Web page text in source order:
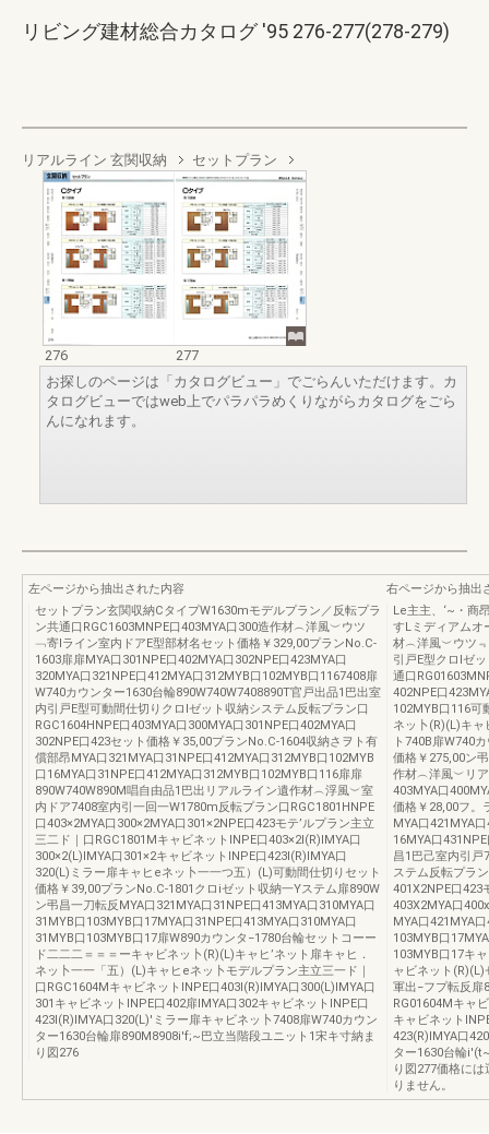
リビング建材総合カタログ '95 276-277(278-279)
リアルライン 玄関収納 セットプラン
276
277
お探しのページは「カタログビュー」でごらんいただけます。カ
タログビューではweb上でパラパラめくりながらカタログをごら
んになれます。
左ページから抽出された内容
セットプラン玄関収納CタイプW1630mモデルプラン／反転プラ
ン共通口RGC1603MNPE口403MYA口300造作材︵洋風︶ウツ
﹁寄lライン室内ドアE型部材名セット価格￥329,00プランNo.C-
1603扉扉MYA口301NPE口402MYA口302NPE口423MYA口
320MYA口321NPE口412MYA口312MYB口102MYB口1167408扉
W740カウンター1630台輪890W740W7408890T官戸出品1巴出室
内引戸E型可動間仕切りクロlゼット収納システム反転プラン口
RGC1604HNPE口403MYA口300MYA口301NPE口402MYA口
302NPE口423セット価格￥35,00プランNo.C-1604収納さヲト有
償部昂MYA口321MYA口31NPE口412MYA口312MYB口102MYB
口16MYA口31NPE口412MYA口312MYB口102MYB口116扉扉
890W740W890M唱自由品1巴出リアルライン遺作材︵浮風︶室
内ドア7408室内引一回一W1780m反転プラン口RGC1801HNPE
口403×2MYA口300×2MYA口301×2NPE口423モテ’ルプラン主立
三二ド｜口RGC1801MキャビネットINPE口403×2I(R)IMYA口
300×2(L)IMYA口301×2キャビネットINPE口423I(R)IMYA口
320(L)ミラー扉キャヒeネッ卜一一つ五）(L)可動間仕切りセット
価格￥39,00プランNo.C-1801クロiゼット収納一Yステム扉890W
ン弔昌一刀転反MYA口321MYA口31NPE口413MYA口310MYA口
31MYB口103MYB口17MYA口31NPE口413MYA口310MYA口
31MYB口103MYB口17扉W890カウンタ−1780台輪セットコーー
ド二二二＝＝＝ーキャビネッ卜(R)(L)キャヒ’ネット扉キャヒ．
ネッ卜一一「五）(L)キャヒeネッ卜モデルプラン主立三一ド｜
口RGC1604MキャビネットINPE口403I(R)IMYA口300(L)IMYA口
301キャビネットINPE口402扉lMYA口302キャビネットINPE口
423I(R)IMYA口320(L)'ミラー扉キャビネッ卜7408扉W740カウン
ター1630台輪扉890M8908i'f;~巴立当階段ユニット1宋キ寸納ま
り図276
右ページから抽出
Le主主、‘~・商
すLミディアムオ
材︵洋風︶ウツ
引戸E型クロlゼ
通口
402NPE口
102MYB口116可
ネッ卜(R)(L)キャ
ト740B扉W740
価格￥275,00ン
作材︵洋風︶リ
403MYA口
価格￥28,00フ。
MYA口421MYA
16MYA口
昌1巴己室内引戸
ステム反転プラ
401X2NPE口423
403X2MYA口
MYA口421MYA
103MYB口
103MYB口17キ
ャビネット(R)(L)
軍出−フプ転反扉
RG01604Mキャ
キャビネット
423(R)IMYA口
ター1630台輪
り図277価格に
りません。